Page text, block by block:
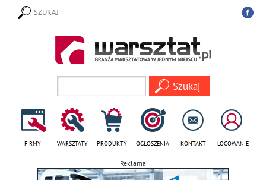
SZUKAJ
FIRMY WARSZTATY PRODUKTY OGŁOSZENIA KONTAKT LOGOWANIE
Reklama